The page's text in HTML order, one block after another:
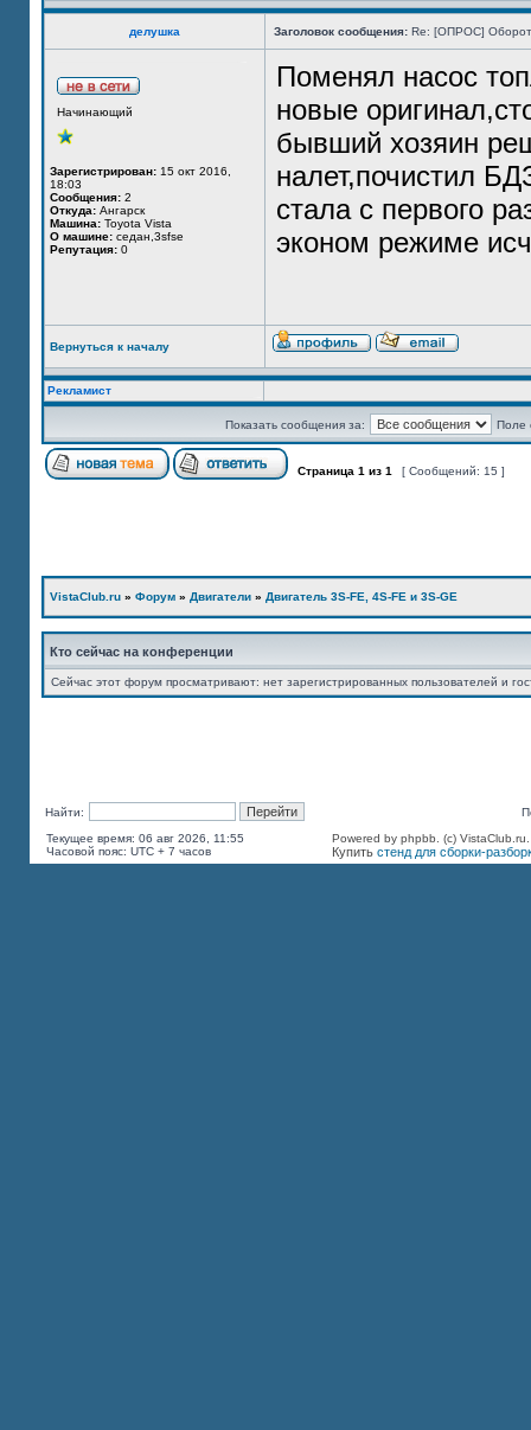
делушка Заголовок сообщения: Re: [ОПРОС]
Начинающий
Зарегистрирован: 15 окт 2016,
18:03
Сообщения: 2
Откуда: Ангарск
Машина: Toyota Vista
О машине: cедан,3sfse
Репутация: 0
Поменял насос
новые
бывший хозяин
налет,почистил
стала с первого
эконом режиме
Вернуться к началу
Рекламист
Показать сообщения за: Поле
Страница 1 из 1 [ Сообщений: 15 ]
VistaClub.ru » Форум » Двигатели » Двигатель 3S-FE, 4S-FE и 3S-GE
Кто сейчас на конференции
Сейчас этот форум просматривают: нет зарегистрированных пользователей и
Найти:
Текущее время: 06 авг 2026, 11:55
Часовой пояс: UTC + 7 часов
Powered by phpbb. (c)
Купить стенд для сборки-